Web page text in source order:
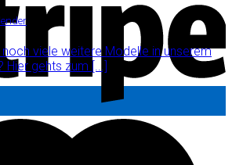
viele weitere Modelle in unserem
Hier gehts zum [...]